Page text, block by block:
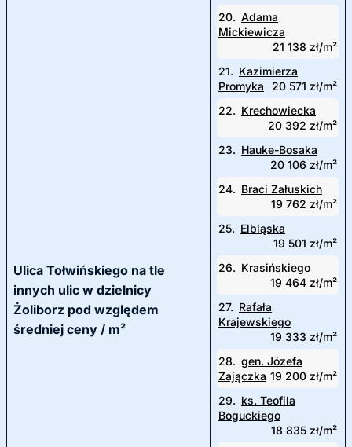
Ulica Tołwińskiego na tle
innych ulic w dzielnicy
Żoliborz pod względem
średniej ceny / m²
20. Adama
Mickiewicza
21 138 zł/m²
21. Kazimierza
Promyka
20 571 zł/m²
22. Krechowiecka
20 392 zł/m²
23. Hauke-Bosaka
20 106 zł/m²
24. Braci Załuskich
19 762 zł/m²
25. Elbląska
19 501 zł/m²
26. Krasińskiego
19 464 zł/m²
27. Rafała
Krajewskiego
19 333 zł/m²
28. gen. Józefa
Zajączka 19 200 zł/m²
29. ks. Teofila
Boguckiego
18 835 zł/m²